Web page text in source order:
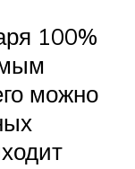
100%
можно